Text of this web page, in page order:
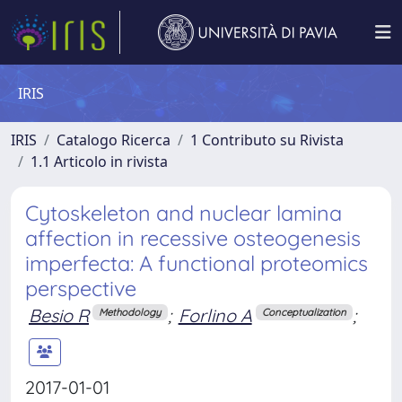
IRIS
IRIS Catalogo Ricerca
1 Contributo su Rivista
1.1 Articolo in rivista
Cytoskeleton and nuclear lamina
affection in recessive osteogenesis
imperfecta: A functional proteomics
perspective
Besio R Methodology ; Forlino A Conceptualization ;
2017-01-01